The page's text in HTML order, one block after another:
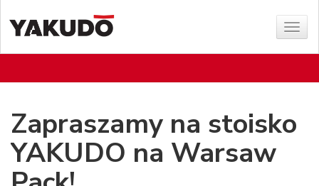
Show
menu
Zapraszamy na stoisko
YAKUDO na Warsaw